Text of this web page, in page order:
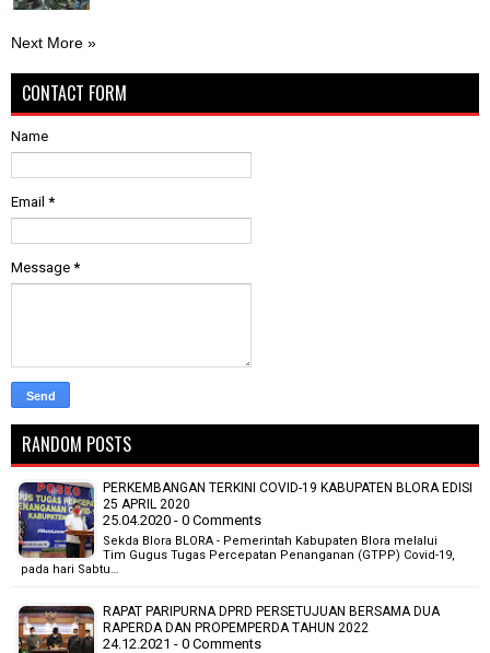
Next More »
CONTACT FORM
Name
Email *
Message *
RANDOM POSTS
PERKEMBANGAN TERKINI COVID-19 KABUPATEN BLORA EDISI
25 APRIL 2020
25.04.2020 - 0 Comments
Sekda Blora BLORA - Pemerintah Kabupaten Blora melalui
Tim Gugus Tugas Percepatan Penanganan (GTPP) Covid-19,
pada hari Sabtu…
RAPAT PARIPURNA DPRD PERSETUJUAN BERSAMA DUA
RAPERDA DAN PROPEMPERDA TAHUN 2022
24.12.2021 - 0 Comments